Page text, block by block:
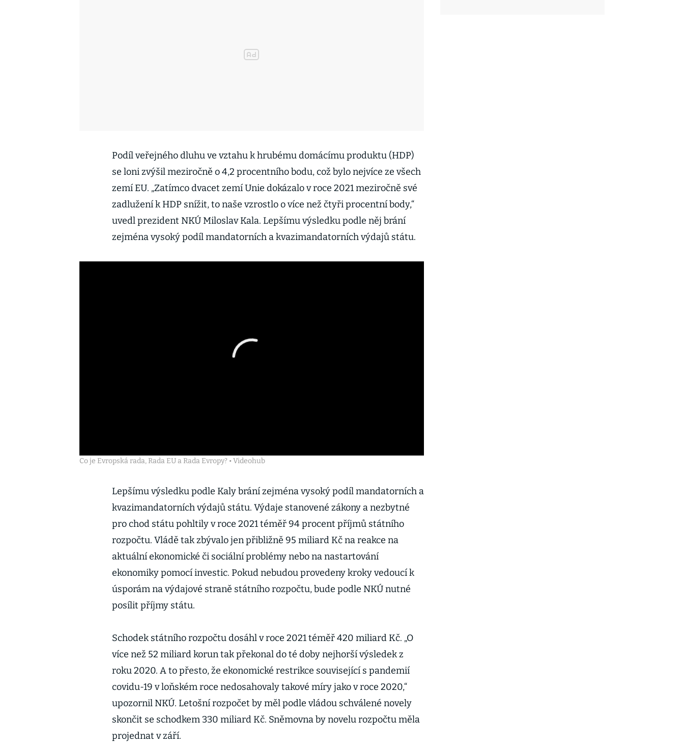
Podíl veřejného dluhu ve vztahu k hrubému domácímu produktu (HDP)
se loni zvýšil meziročně o 4,2 procentního bodu, což bylo nejvíce ze všech
zemí EU. „Zatímco dvacet zemí Unie dokázalo v roce 2021 meziročně své
zadlužení k HDP snížit, to naše vzrostlo o více než čtyři procentní body,“
uvedl prezident NKÚ Miloslav Kala. Lepšímu výsledku podle něj brání
zejména vysoký podíl mandatorních a kvazimandatorních výdajů státu.
Co je Evropská rada, Rada EU a Rada Evropy? • Videohub
Lepšímu výsledku podle Kaly brání zejména vysoký podíl mandatorních a
kvazimandatorních výdajů státu. Výdaje stanovené zákony a nezbytné
pro chod státu pohltily v roce 2021 téměř 94 procent příjmů státního
rozpočtu. Vládě tak zbývalo jen přibližně 95 miliard Kč na reakce na
aktuální ekonomické či sociální problémy nebo na nastartování
ekonomiky pomocí investic. Pokud nebudou provedeny kroky vedoucí k
úsporám na výdajové straně státního rozpočtu, bude podle NKÚ nutné
posílit příjmy státu.
Schodek státního rozpočtu dosáhl v roce 2021 téměř 420 miliard Kč. „O
více než 52 miliard korun tak překonal do té doby nejhorší výsledek z
roku 2020. A to přesto, že ekonomické restrikce související s pandemií
covidu-19 v loňském roce nedosahovaly takové míry jako v roce 2020,“
upozornil NKÚ. Letošní rozpočet by měl podle vládou schválené novely
skončit se schodkem 330 miliard Kč. Sněmovna by novelu rozpočtu měla
projednat v září.